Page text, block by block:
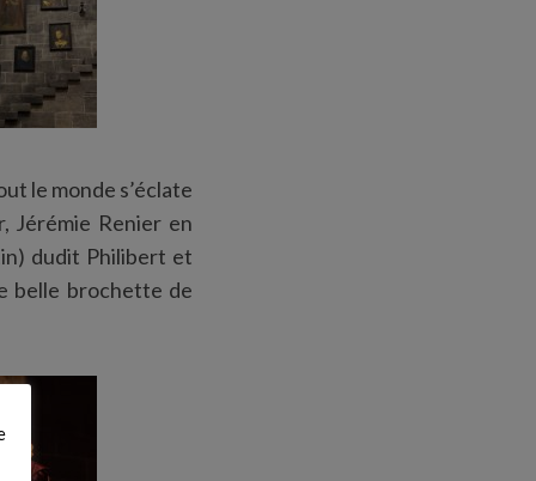
le monde s’éclate
Jérémie Renier en
dudit Philibert et
belle brochette de